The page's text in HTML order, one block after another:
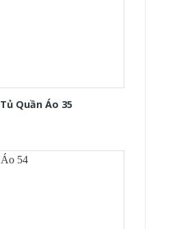
Tủ Quần Áo 35